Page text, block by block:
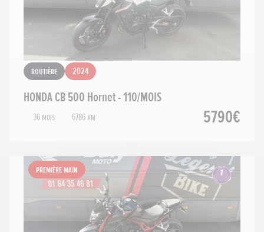
Routière 2024
HONDA CB 500 Hornet - 110/MOIS
36 mois 6786 km 5790€
Première main